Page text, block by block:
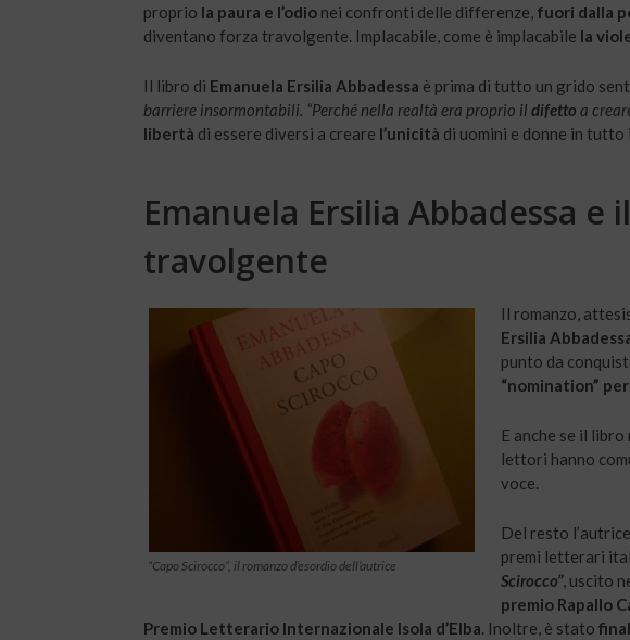
proprio la paura e l’odio nei confronti delle differenze, fuori dalla
diventano forza travolgente. Implacabile, come è implacabile la
Il libro di Emanuela Ersilia Abbadessa è prima di tutto un grido
barriere insormontabili. “Perché nella realtà era proprio il difetto a
libertà di essere diversi a creare l’unicità di uomini e donne in tutto
Emanuela Ersilia Abbadessa e
travolgente
“Capo Scirocco”, il romanzo d’esordio dell’autrice
Il romanzo,
Ersilia
punto da
“nomination”
E anche se il
lettori hanno
voce.
Del resto
premi letterari
Scirocco”, uscito
premio Rapallo
Premio Letterario Internazionale Isola d’Elba. Inoltre, è stato